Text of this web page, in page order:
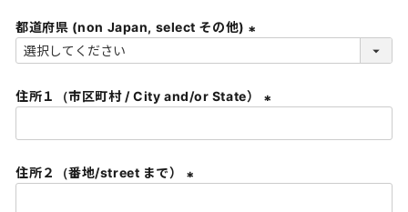
須
)
都道府県 (non Japan, select その他)
須
住所１（市区町村 / City and/or State）
必
)
住所２（番地/street まで）